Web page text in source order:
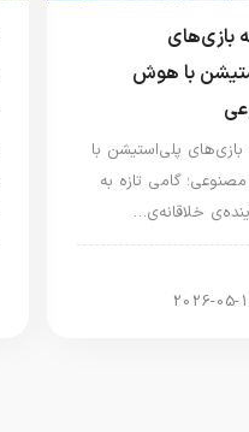
بازی‌های
با هوش
پلی‌استیشن با
گامی تازه به
خلاقانه‌ی…
2026-05-